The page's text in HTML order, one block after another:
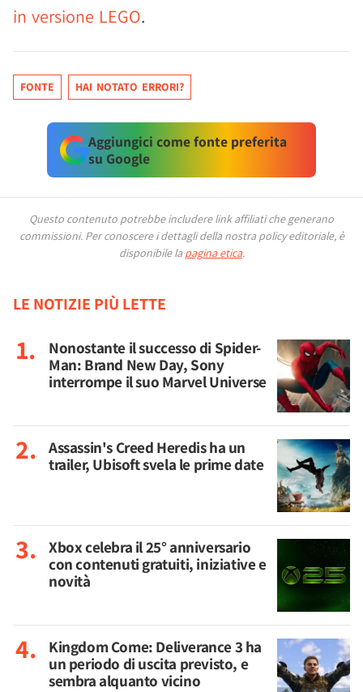
in versione LEGO.
FONTE HAI NOTATO ERRORI?
Aggiungici come fonte preferita
su Google
Questo contenuto potrebbe includere link affiliati che generano
commissioni. Per conoscere i dettagli della nostra policy editoriale, è
disponibile la pagina etica.
LE NOTIZIE PIÙ LETTE
Nonostante il successo di Spider-
Man: Brand New Day, Sony
interrompe il suo Marvel Universe
Assassin's Creed Heredis ha un
trailer, Ubisoft svela le prime date
Xbox celebra il 25° anniversario
con contenuti gratuiti, iniziative e
novità
Kingdom Come: Deliverance 3 ha
un periodo di uscita previsto, e
sembra alquanto vicino